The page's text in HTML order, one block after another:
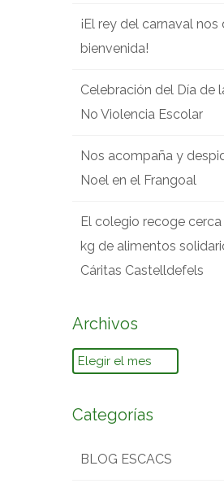
¡El rey del carnaval nos
bienvenida!
Celebración del Día de
No Violencia Escolar
Nos acompaña y
Noel en el Frangoal
El colegio recoge
kg de alimentos
Cáritas Castelldefels
Archivos
Archivos
Categorías
BLOG ESCACS